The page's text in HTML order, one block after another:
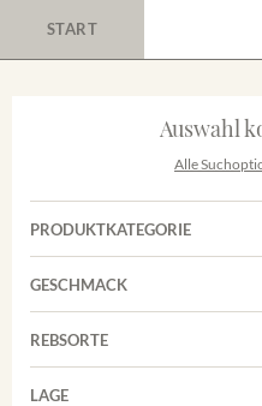
START
Auswahl
Alle
PRODUKTKATEGORIE
Cuvées
Rosé
GESCHMACK
Trocken
REBSORTE
Chardonnay
LAGE